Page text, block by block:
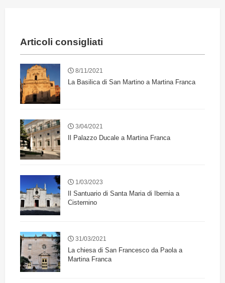
Articoli consigliati
8/11/2021
La Basilica di San Martino a Martina Franca
3/04/2021
Il Palazzo Ducale a Martina Franca
1/03/2023
Il Santuario di Santa Maria di Ibernia a
Cisternino
31/03/2021
La chiesa di San Francesco da Paola a
Martina Franca